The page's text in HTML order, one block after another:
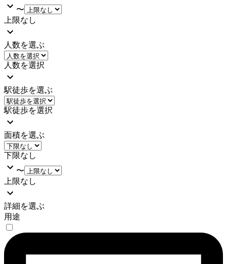
〜
上限なし
人数を選ぶ
人数を選択
駅徒歩を選ぶ
駅徒歩を選択
面積を選ぶ
下限なし
〜
上限なし
詳細を選ぶ
用途